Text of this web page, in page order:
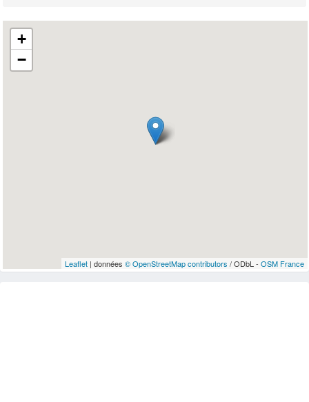
+
−
Leaflet| données © OpenStreetMap contributors / ODbL - OSM France